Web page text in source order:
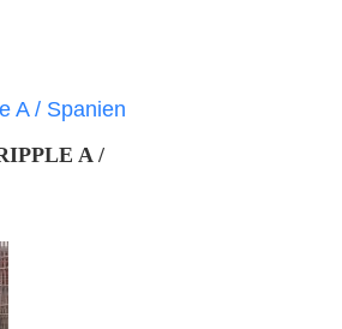
31.8.2019 zu uns
lange nur auf
und freundlich
erreicht.
mit Menschen
und […]
A /
Zorro
2019 zu uns
ehemalige
mit ihm